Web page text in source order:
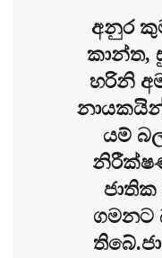
අනුර
කාන්ත,
හරිනි
යම්
ගමනට